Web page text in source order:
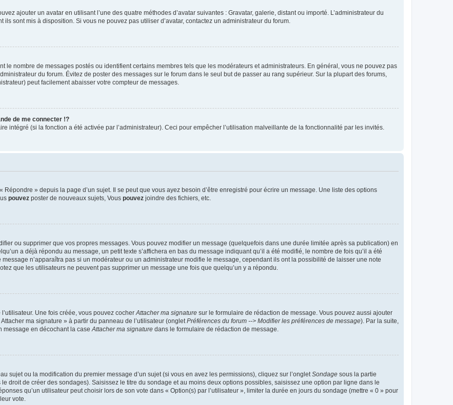
ajouter un avatar en utilisant l’une des quatre méthodes d’avatar suivantes : Gravatar, galerie, distant ou importé. L’administrateur du
sont mis à disposition. Si vous ne pouvez pas utiliser d’avatar, contactez un administrateur du forum.
le nombre de messages postés ou identifient certains membres tels que les modérateurs et administrateurs. En général, vous ne pouvez pas
du forum. Évitez de poster des messages sur le forum dans le seul but de passer au rang supérieur. Sur la plupart des forums,
peut facilement abaisser votre compteur de messages.
de me connecter !?
intégré (si la fonction a été activée par l’administrateur). Ceci pour empêcher l’utilisation malveillante de la fonctionnalité par les invités.
» depuis la page d’un sujet. Il se peut que vous ayez besoin d’être enregistré pour écrire un message. Une liste des options
pouvez poster de nouveaux sujets, Vous pouvez joindre des fichiers, etc.
ou supprimer que vos propres messages. Vous pouvez modifier un message (quelquefois dans une durée limitée après sa publication) en
a déjà répondu au message, un petit texte s’affichera en bas du message indiquant qu’il a été modifié, le nombre de fois qu’il a été
n’apparaîtra pas si un modérateur ou un administrateur modifie le message, cependant ils ont la possibilité de laisser une note
que les utilisateurs ne peuvent pas supprimer un message une fois que quelqu’un y a répondu.
Une fois créée, vous pouvez cocher Attacher ma signature sur le formulaire de rédaction de message. Vous pouvez aussi ajouter
ma signature » à partir du panneau de l’utilisateur (onglet Préférences du forum --> Modifier les préférences de message). Par la suite,
message en décochant la case Attacher ma signature dans le formulaire de rédaction de message.
sujet ou la modification du premier message d’un sujet (si vous en avez les permissions), cliquez sur l’onglet Sondage sous la partie
droit de créer des sondages). Saisissez le titre du sondage et au moins deux options possibles, saisissez une option par ligne dans le
qu’un utilisateur peut choisir lors de son vote dans « Option(s) par l’utilisateur », limiter la durée en jours du sondage (mettre « 0 » pour
vote.